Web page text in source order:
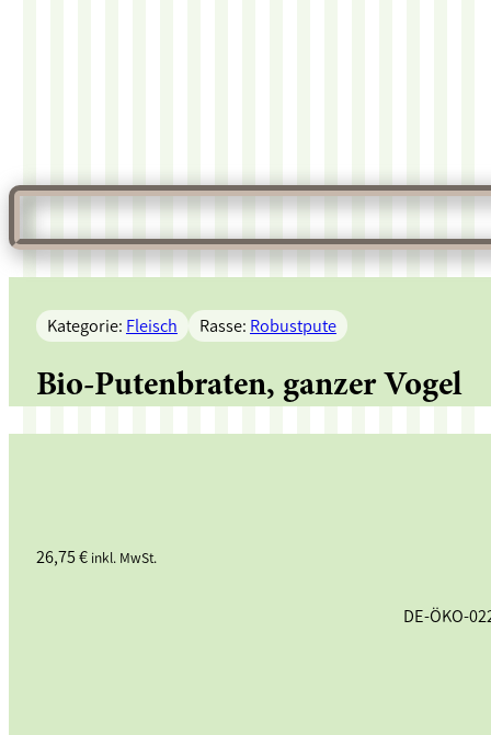
Kategorie: Fleisch Rasse: Robustpute
Bio-Putenbraten, ganzer Vogel
26,75€ inkl. MwSt.
DE-ÖKO-